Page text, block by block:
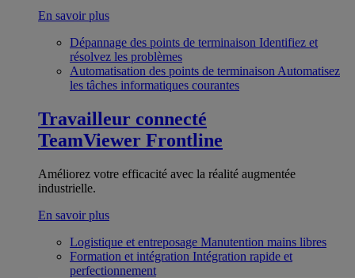
En savoir plus
Dépannage des points de terminaison Identifiez et
résolvez les problèmes
Automatisation des points de terminaison Automatisez
les tâches informatiques courantes
Travailleur connecté
TeamViewer Frontline
Améliorez votre efficacité avec la réalité augmentée
industrielle.
En savoir plus
Logistique et entreposage Manutention mains libres
Formation et intégration Intégration rapide et
perfectionnement